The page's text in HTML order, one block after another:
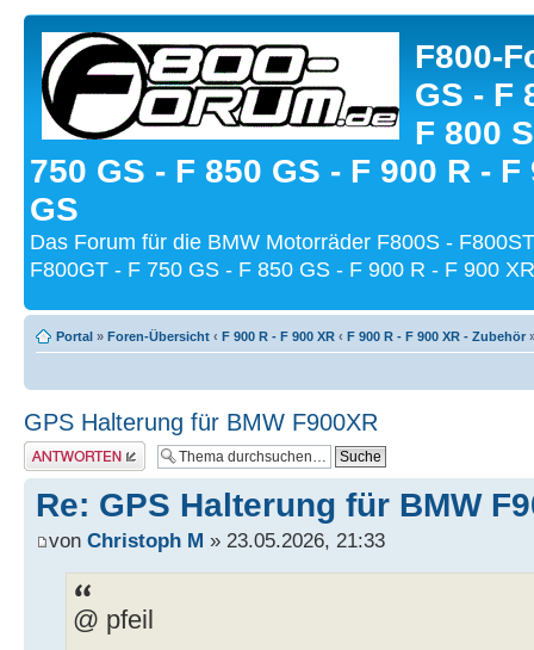
F800-
GS - F
F 800
750 GS - F 850 GS - F 900 R - F
GS
Das Forum für die BMW Motorräder F800S -
F800GT - F 750 GS - F 850 GS - F 900 R - F 900
Portal » Foren-Übersicht ‹ F 900 R - F 900 XR ‹ F 900 R - F 900 XR - Zubehör
GPS Halterung für BMW F900XR
Antwort schreiben
Re: GPS Halterung für BMW
von Christoph M » 23.05.2026, 21:33
@ pfeil